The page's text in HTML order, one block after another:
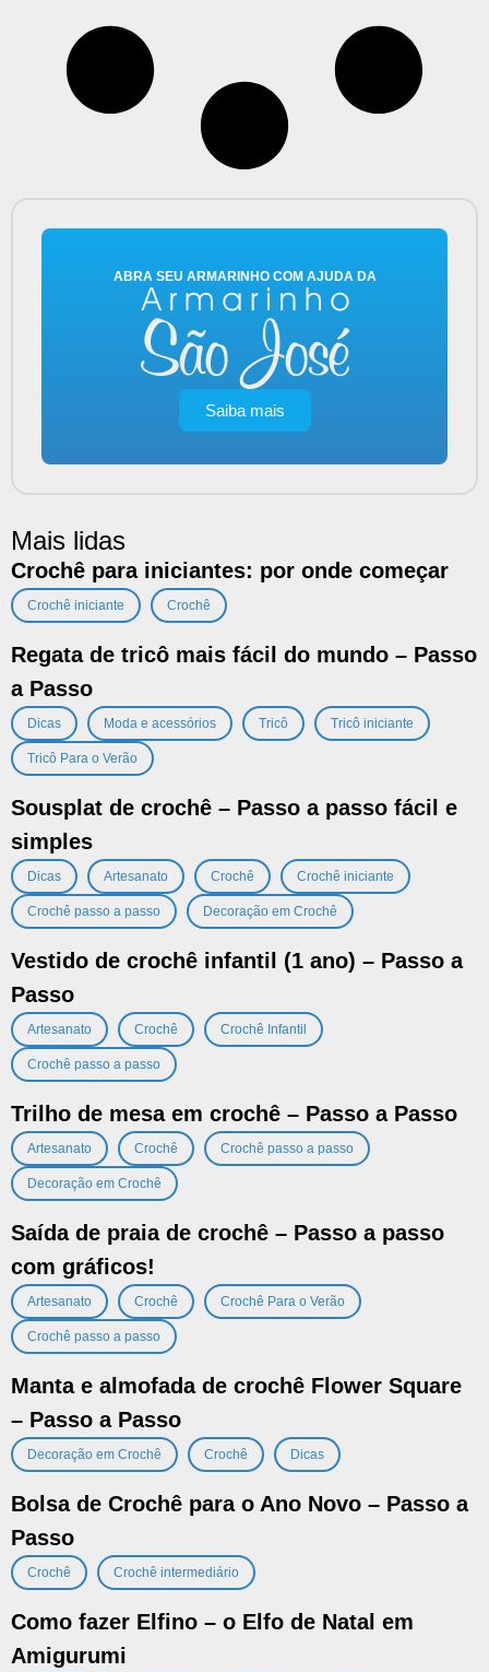
ABRA SEU ARMARINHO COM AJUDA DA
Saiba mais
Mais lidas
Crochê para iniciantes: por onde começar
Crochê iniciante Crochê
Regata de tricô mais fácil do mundo – Passo
a Passo
Dicas Moda e acessórios Tricô Tricô iniciante
Tricô Para o Verão
Sousplat de crochê – Passo a passo fácil e
simples
Dicas Artesanato Crochê Crochê iniciante
Crochê passo a passo Decoração em Crochê
Vestido de crochê infantil (1 ano) – Passo a
Passo
Artesanato Crochê Crochê Infantil
Crochê passo a passo
Trilho de mesa em crochê – Passo a Passo
Artesanato Crochê Crochê passo a passo
Decoração em Crochê
Saída de praia de crochê – Passo a passo
com gráficos!
Artesanato Crochê Crochê Para o Verão
Crochê passo a passo
Manta e almofada de crochê Flower Square
– Passo a Passo
Decoração em Crochê Crochê Dicas
Bolsa de Crochê para o Ano Novo – Passo a
Passo
Crochê Crochê intermediário
Como fazer Elfino – o Elfo de Natal em
Amigurumi